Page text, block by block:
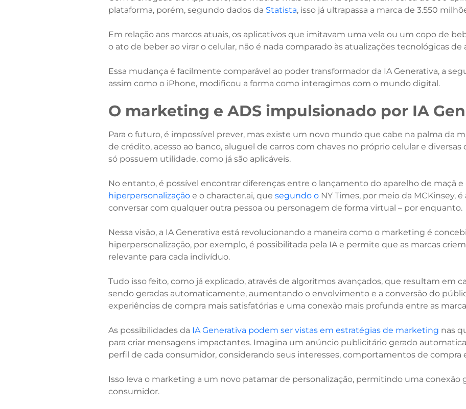
plataforma, porém, segundo dados da Statista, isso já ultrapassa a marca de 3.550
Em relação aos marcos atuais, os aplicativos que imitavam uma vela ou um copo de
o ato de beber ao virar o celular, não é nada comparado às atualizações tecnológicas
Essa mudança é facilmente comparável ao poder transformador da IA Generativa, a
assim como o iPhone, modificou a forma como interagimos com o mundo digital.
O marketing e ADS impulsionado por IA
Para o futuro, é impossível prever, mas existe um novo mundo que cabe na palma da
de crédito, acesso ao banco, aluguel de carros com chaves no próprio celular e
só possuem utilidade, como já são aplicáveis.
No entanto, é possível encontrar diferenças entre o lançamento do aparelho de maçã e
hiperpersonalização e o character.ai, que segundo o NY Times, por meio da MCKinsey,
conversar com qualquer outra pessoa ou personagem de forma virtual – por enquanto.
Nessa visão, a IA Generativa está revolucionando a maneira como o marketing é
hiperpersonalização, por exemplo, é possibilitada pela IA e permite que as marcas
relevante para cada indivíduo.
Tudo isso feito, como já explicado, através de algoritmos avançados, que resultam em
sendo geradas automaticamente, aumentando o envolvimento e a conversão do
experiências de compra mais satisfatórias e uma conexão mais profunda entre as
As possibilidades da IA Generativa podem ser vistas em estratégias de marketing nas
para criar mensagens impactantes. Imagina um anúncio publicitário gerado
perfil de cada consumidor, considerando seus interesses, comportamentos de compra
Isso leva o marketing a um novo patamar de personalização, permitindo uma conexão
consumidor.